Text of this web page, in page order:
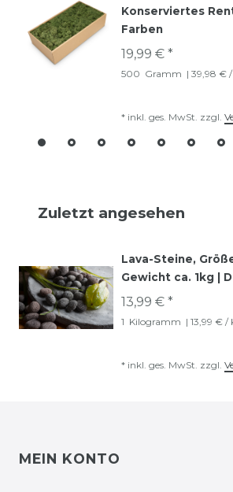
Konserviertes
Farben
19,99 € *
500 Gramm | 39,98 €
* inkl. ges. MwSt. zzgl.
Zuletzt angesehen
Lava-Steine,
Gewicht ca. 1kg |
13,99 € *
1 Kilogramm | 13,99 €
* inkl. ges. MwSt. zzgl.
MEIN KONTO